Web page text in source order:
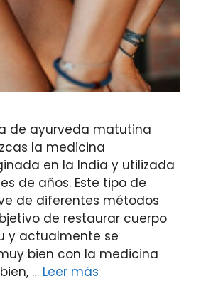
de ayurveda matutina
la medicina
en la India y utilizada
de años. Este tipo de
de diferentes métodos
de restaurar cuerpo
y actualmente se
bien con la medicina
… Leer más